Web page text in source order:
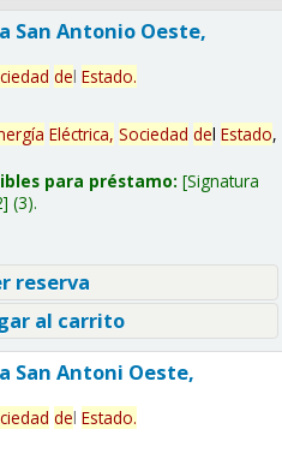
San Antonio Oeste,
del Estado.
Eléctrica, Sociedad del Estado,
para préstamo: Signatura
(3).
reserva
al carrito
San Antoni Oeste,
del Estado.